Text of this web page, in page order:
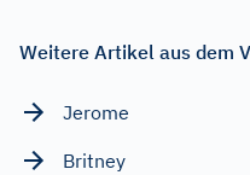
Weitere Artikel aus dem
Jerome
Britney